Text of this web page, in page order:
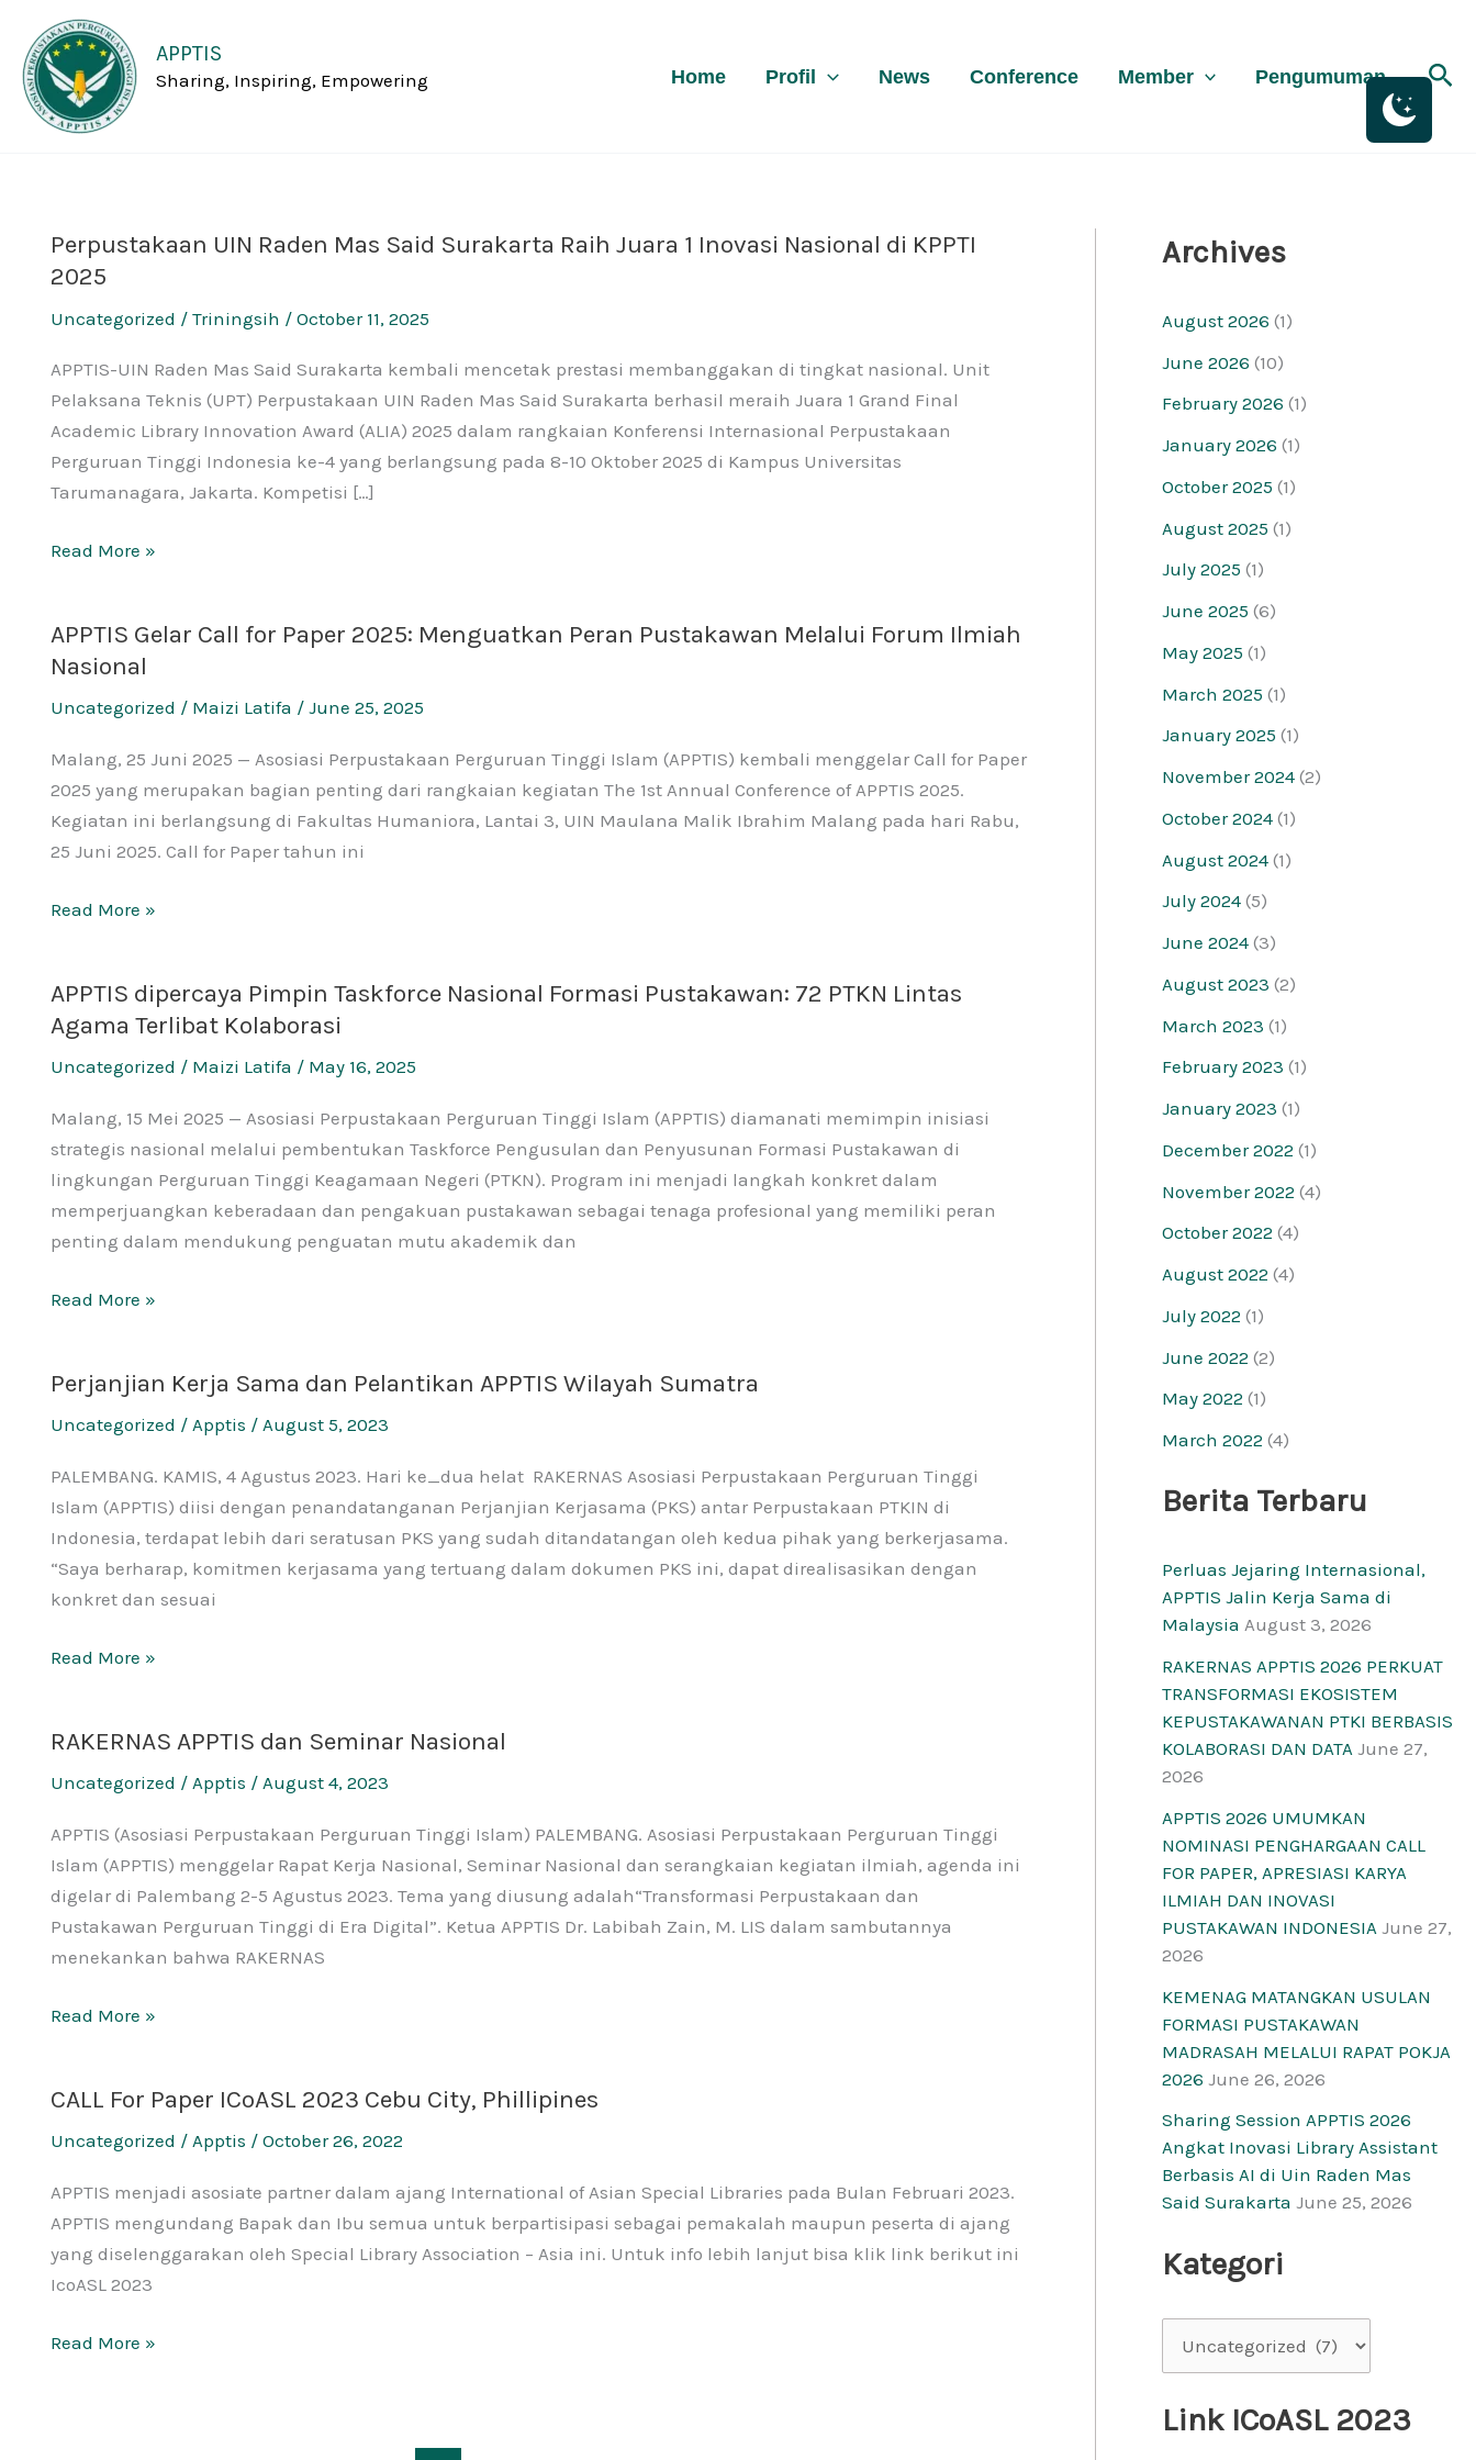
content
APPTIS
Sharing, Inspiring, Empowering Home Profil News Conference Member Pengumuman
Perpustakaan UIN Raden Mas Said Surakarta Raih Juara 1 Inovasi Nasional di KPPTI
2025
Uncategorized / Triningsih / October 11, 2025
APPTIS-UIN Raden Mas Said Surakarta kembali mencetak prestasi membanggakan di tingkat nasional. Unit
Pelaksana Teknis (UPT) Perpustakaan UIN Raden Mas Said Surakarta berhasil meraih Juara 1 Grand Final
Academic Library Innovation Award (ALIA) 2025 dalam rangkaian Konferensi Internasional Perpustakaan
Perguruan Tinggi Indonesia ke-4 yang berlangsung pada 8-10 Oktober 2025 di Kampus Universitas
Tarumanagara, Jakarta. Kompetisi […]
Perpustakaan
UIN
Said
Surakarta
Raih
Juara
1
Nasional
2025
Read More »
APPTIS Gelar Call for Paper 2025: Menguatkan Peran Pustakawan Melalui Forum Ilmiah
Nasional
Uncategorized / Maizi Latifa / June 25, 2025
Malang, 25 Juni 2025 — Asosiasi Perpustakaan Perguruan Tinggi Islam (APPTIS) kembali menggelar Call for Paper
2025 yang merupakan bagian penting dari rangkaian kegiatan The 1st Annual Conference of APPTIS 2025.
Kegiatan ini berlangsung di Fakultas Humaniora, Lantai 3, UIN Maulana Malik Ibrahim Malang pada hari Rabu,
25 Juni 2025. Call for Paper tahun ini
APPTIS
Gelar
Paper
2025:
Menguatkan
Peran
Melalui
Nasional
Read More »
APPTIS dipercaya Pimpin Taskforce Nasional Formasi Pustakawan: 72 PTKN Lintas
Agama Terlibat Kolaborasi
Uncategorized / Maizi Latifa / May 16, 2025
Malang, 15 Mei 2025 — Asosiasi Perpustakaan Perguruan Tinggi Islam (APPTIS) diamanati memimpin inisiasi
strategis nasional melalui pembentukan Taskforce Pengusulan dan Penyusunan Formasi Pustakawan di
lingkungan Perguruan Tinggi Keagamaan Negeri (PTKN). Program ini menjadi langkah konkret dalam
memperjuangkan keberadaan dan pengakuan pustakawan sebagai tenaga profesional yang memiliki peran
penting dalam mendukung penguatan mutu akademik dan
APPTIS
dipercaya
Taskforce
Nasional
Formasi
Pustakawan:
72
PTKN
Agama
Read More »
Perjanjian Kerja Sama dan Pelantikan APPTIS Wilayah Sumatra
Uncategorized / Apptis / August 5, 2023
PALEMBANG. KAMIS, 4 Agustus 2023. Hari ke_dua helat RAKERNAS Asosiasi Perpustakaan Perguruan Tinggi
Islam (APPTIS) diisi dengan penandatanganan Perjanjian Kerjasama (PKS) antar Perpustakaan PTKIN di
Indonesia, terdapat lebih dari seratusan PKS yang sudah ditandatangan oleh kedua pihak yang berkerjasama.
“Saya berharap, komitmen kerjasama yang tertuang dalam dokumen PKS ini, dapat direalisasikan dengan
konkret dan sesuai
Perjanjian
dan
Pelantikan
APPTIS
Wilayah
Sumatra
Read More »
RAKERNAS APPTIS dan Seminar Nasional
Uncategorized / Apptis / August 4, 2023
APPTIS (Asosiasi Perpustakaan Perguruan Tinggi Islam) PALEMBANG. Asosiasi Perpustakaan Perguruan Tinggi
Islam (APPTIS) menggelar Rapat Kerja Nasional, Seminar Nasional dan serangkaian kegiatan ilmiah, agenda ini
digelar di Palembang 2-5 Agustus 2023. Tema yang diusung adalah“Transformasi Perpustakaan dan
Pustakawan Perguruan Tinggi di Era Digital”. Ketua APPTIS Dr. Labibah Zain, M. LIS dalam sambutannya
menekankan bahwa RAKERNAS
RAKERNAS
Seminar
Nasional
Read More »
CALL For Paper ICoASL 2023 Cebu City, Phillipines
Uncategorized / Apptis / October 26, 2022
APPTIS menjadi asosiate partner dalam ajang International of Asian Special Libraries pada Bulan Februari 2023.
APPTIS mengundang Bapak dan Ibu semua untuk berpartisipasi sebagai pemakalah maupun peserta di ajang
yang diselenggarakan oleh Special Library Association – Asia ini. Untuk info lebih lanjut bisa klik link berikut ini
IcoASL 2023
CALL
ICoASL
2023
Cebu
City,
Read More »
Archives
August 2026 (1)
June 2026 (10)
February 2026 (1)
January 2026 (1)
October 2025 (1)
August 2025 (1)
July 2025 (1)
June 2025 (6)
May 2025 (1)
March 2025 (1)
January 2025 (1)
November 2024 (2)
October 2024 (1)
August 2024 (1)
July 2024 (5)
June 2024 (3)
August 2023 (2)
March 2023 (1)
February 2023 (1)
January 2023 (1)
December 2022 (1)
November 2022 (4)
October 2022 (4)
August 2022 (4)
July 2022 (1)
June 2022 (2)
May 2022 (1)
March 2022 (4)
Berita Terbaru
Perluas Jejaring Internasional,
APPTIS Jalin Kerja Sama di
Malaysia August 3, 2026
RAKERNAS APPTIS 2026 PERKUAT
TRANSFORMASI EKOSISTEM
KEPUSTAKAWANAN PTKI BERBASIS
KOLABORASI DAN DATA June 27,
2026
APPTIS 2026 UMUMKAN
NOMINASI PENGHARGAAN CALL
FOR PAPER, APRESIASI KARYA
ILMIAH DAN INOVASI
PUSTAKAWAN INDONESIA June 27,
2026
KEMENAG MATANGKAN USULAN
FORMASI PUSTAKAWAN
MADRASAH MELALUI RAPAT POKJA
2026 June 26, 2026
Sharing Session APPTIS 2026
Angkat Inovasi Library Assistant
Berbasis AI di Uin Raden Mas
Said Surakarta June 25, 2026
Kategori
Link ICoASL 2023